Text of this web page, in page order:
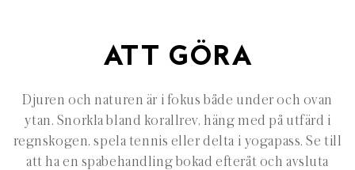
ATT GÖRA
Djuren och naturen är i fokus både under och ovan
ytan. Snorkla bland korallrev, häng med på utfärd i
regnskogen, spela tennis eller delta i yogapass. Se till
att ha en spabehandling bokad efteråt och avsluta